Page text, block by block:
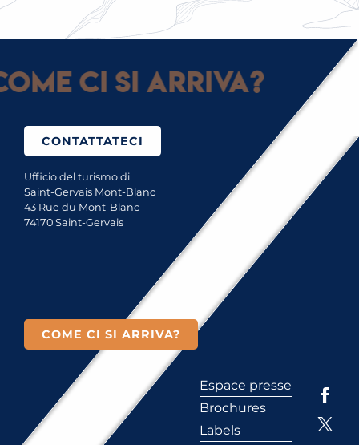
ci si arriva?
CONTATTATECI
Ufficio del turismo di
Saint-Gervais Mont-Blanc
43 Rue du Mont-Blanc
74170 Saint-Gervais
COME CI SI ARRIVA?
Espace presse
Brochures
Labels